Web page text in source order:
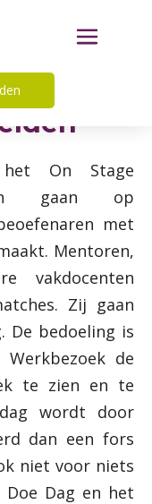
On Stage
gaan op
met
Mentoren,
vakdocenten
Zij gaan
De bedoeling is
de
te zien en te
wordt door
dan een fors
niet voor niets
Doe Dag en het